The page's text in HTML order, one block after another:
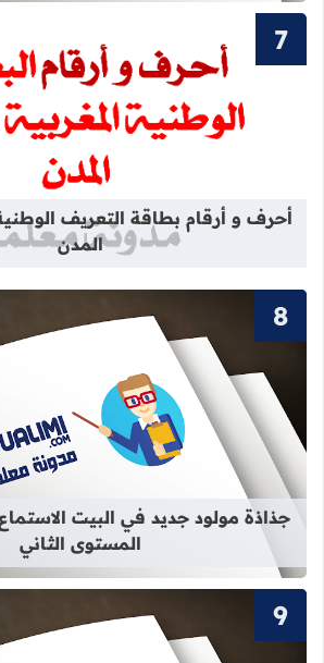
قراءة
أحرف و أرقام بطاقة التعريف
المدن
قراءة
جذاذة مولود جديد في البيت
المستوى الثاني